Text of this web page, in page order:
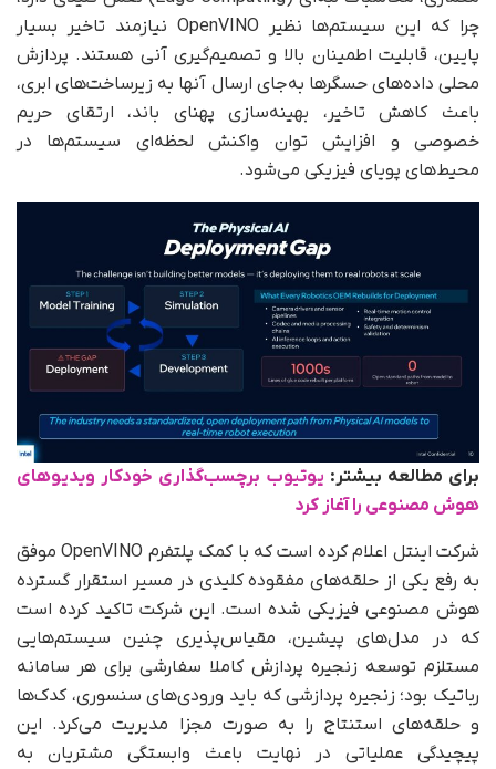
چرا که این سیستم‌ها نظیر OpenVINO نیازمند تاخیر بسیار
پایین، قابلیت اطمینان بالا و تصمیم‌گیری آنی هستند. پردازش
محلی داده‌های حسگرها به‌جای ارسال آنها به زیرساخت‌های ابری،
باعث کاهش تاخیر، بهینه‌سازی پهنای باند، ارتقای حریم
خصوصی و افزایش توان واکنش لحظه‌ای سیستم‌ها در
محیط‌های پویای فیزیکی می‌شود.
برای مطالعه بیشتر: یوتیوب برچسب‌گذاری خودکار ویدیوهای
هوش مصنوعی را آغاز کرد
شرکت اینتل اعلام کرده است که با کمک پلتفرم OpenVINO موفق
به رفع یکی از حلقه‌های مفقوده کلیدی در مسیر استقرار گسترده
هوش مصنوعی فیزیکی شده است. این شرکت تاکید کرده است
که در مدل‌های پیشین، مقیاس‌پذیری چنین سیستم‌هایی
مستلزم توسعه زنجیره پردازش کاملا سفارشی برای هر سامانه
رباتیک بود؛ زنجیره پردازشی که باید ورودی‌های سنسوری، کدک‌ها
و حلقه‌های استنتاج را به‌ صورت مجزا مدیریت می‌کرد. این
پیچیدگی عملیاتی در نهایت باعث وابستگی مشتریان به